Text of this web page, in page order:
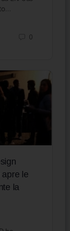
0
le
la